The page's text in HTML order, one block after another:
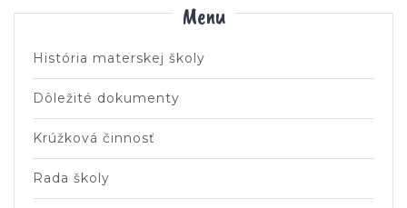
Menu
História materskej školy
Dôležité dokumenty
Krúžková činnosť
Rada školy